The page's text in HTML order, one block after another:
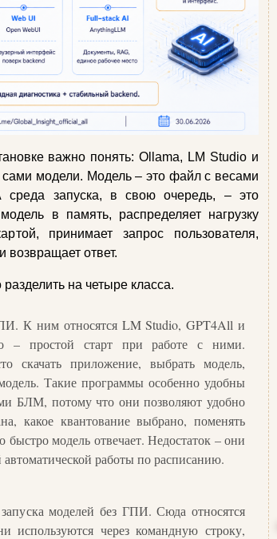
важно понять: Ollama, LM Studio и
модели. Модель – это файл с весами
среда запуска, в свою очередь, – это
в память, распределяет нагрузку
принимает запрос пользователя,
возвращает ответ.
на четыре класса.
К ним относятся LM Studio, GPT4All и
– простой старт при работе с ними.
скачать приложение, выбрать модель,
Такие программы особенно удобны
БЛМ, потому что они позволяют удобно
какое квантование выбрано, поменять
быстро модель отвечает. Недостаток – они
работы по расписанию.
моделей без ГПИ. Сюда относятся
через командную строку,